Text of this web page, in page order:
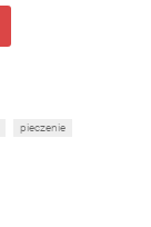
pieczenie